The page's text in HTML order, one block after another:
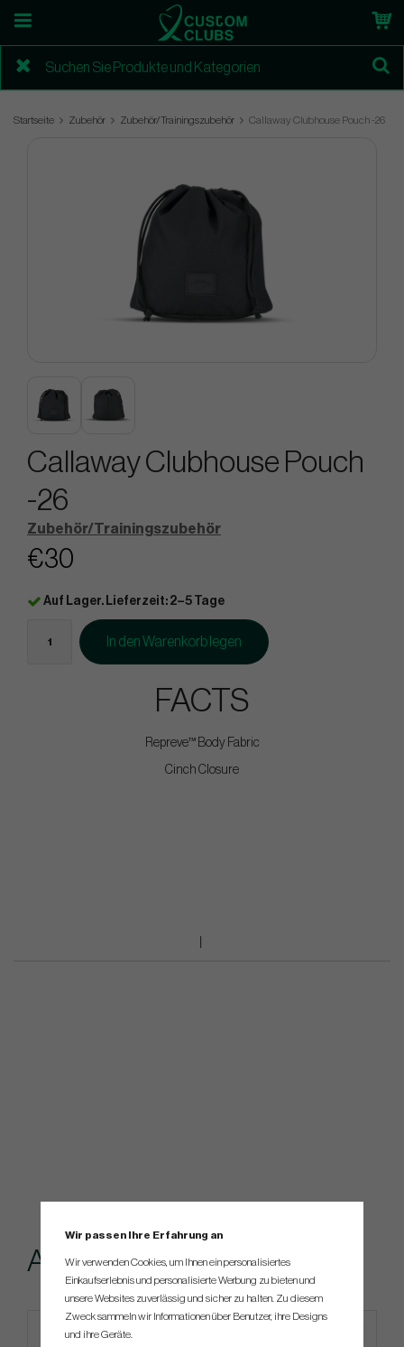
Startseite Zubehör Zubehör/Trainingszubehör Callaway Clubhouse Pouch -26
Callaway Clubhouse Pouch
-26
Zubehör/Trainingszubehör
€30
Auf Lager. Lieferzeit: 2–5 Tage
In den Warenkorb legen
FACTS
Repreve™ Body Fabric
Cinch Closure
Andere kauften...
Wir passen Ihre Erfahrung an
Wir verwenden Cookies, um Ihnen ein personalisiertes
Einkaufserlebnis und personalisierte Werbung zu bieten und
unsere Websites zuverlässig und sicher zu halten. Zu diesem
Zweck sammeln wir Informationen über Benutzer, ihre Designs
und ihre Geräte.